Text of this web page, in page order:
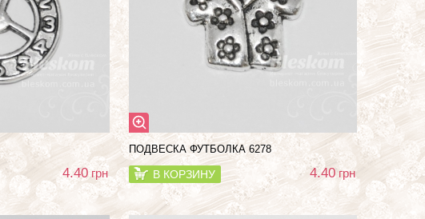
4.40грн
ПОДВЕСКА ФУТБОЛКА 6278
В КОРЗИНУ 4.40грн